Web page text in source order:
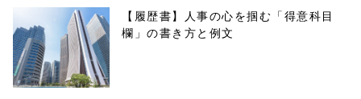
f, 'Gwindow',
'width=550,
height=450,
【履歴書】人事の心を掴む「得意科目
欄」の書き方と例文